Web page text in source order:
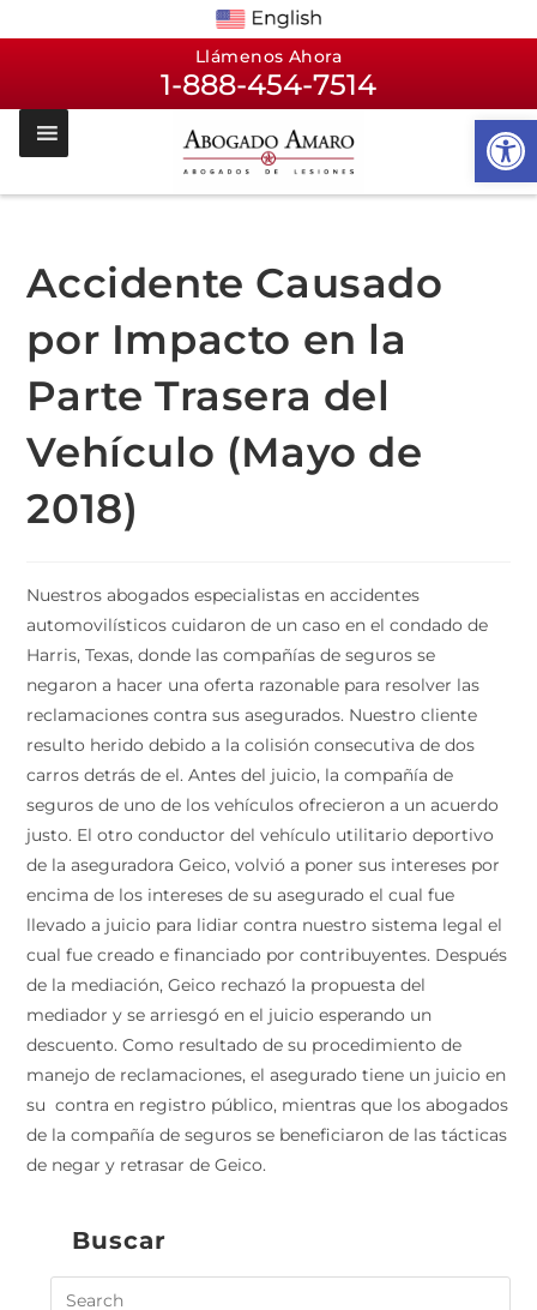
Llámenos Ahora
1-888-454-7514
Accidente Causado
por Impacto en la
Parte Trasera del
Vehículo (Mayo de
2018)
Nuestros abogados especialistas en accidentes
automovilísticos cuidaron de un caso en el condado de
Harris, Texas, donde las compañías de seguros se
negaron a hacer una oferta razonable para resolver las
reclamaciones contra sus asegurados. Nuestro cliente
resulto herido debido a la colisión consecutiva de dos
carros detrás de el. Antes del juicio, la compañía de
seguros de uno de los vehículos ofrecieron a un acuerdo
justo. El otro conductor del vehículo utilitario deportivo
de la aseguradora Geico, volvió a poner sus intereses por
encima de los intereses de su asegurado el cual fue
llevado a juicio para lidiar contra nuestro sistema legal el
cual fue creado e financiado por contribuyentes. Después
de la mediación, Geico rechazó la propuesta del
mediador y se arriesgó en el juicio esperando un
descuento. Como resultado de su procedimiento de
manejo de reclamaciones, el asegurado tiene un juicio en
su contra en registro público, mientras que los abogados
de la compañía de seguros se beneficiaron de las tácticas
de negar y retrasar de Geico.
Buscar